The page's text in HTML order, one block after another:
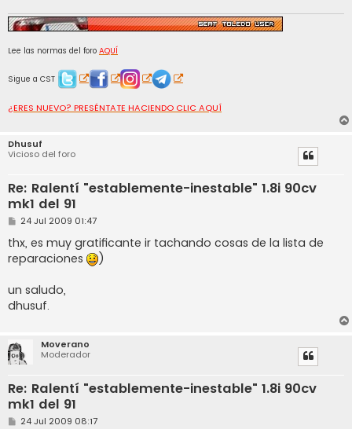
e
Lee las normas del foro AQUÍ
Sigue a CST
¿ERES NUEVO? PRESÉNTATE HACIENDO CLIC AQUÍ
Dhusuf
Vicioso del foro
Re: Ralentí "establemente-inestable" 1.8i 90cv
mk1 del 91
M
n
s
a
24 Jul 2009 01:47
thx, es muy gratificante ir tachando cosas de la lista de
reparaciones
)
un saludo,
dhusuf.
Moverano
Moderador
Re: Ralentí "establemente-inestable" 1.8i 90cv
mk1 del 91
M
24 Jul 2009 08:17